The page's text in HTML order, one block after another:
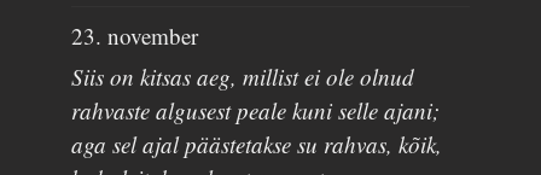
23. november
Siis on kitsas aeg, millist ei ole olnud
rahvaste algusest peale kuni selle ajani;
aga sel ajal päästetakse su rahvas, kõik,